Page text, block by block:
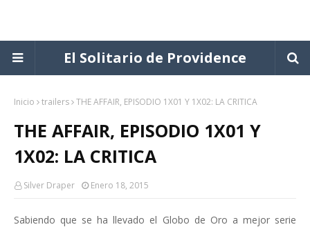
El Solitario de Providence
Inicio trailers THE AFFAIR, EPISODIO 1X01 Y 1X02: LA CRITICA
THE AFFAIR, EPISODIO 1X01 Y
1X02: LA CRITICA
Silver Draper Enero 18, 2015
Sabiendo que se ha llevado el Globo de Oro a mejor serie